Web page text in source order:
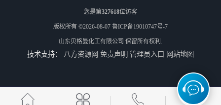
您是第327618位访客
版权所有 ©2026-08-07 鲁ICP备19010747号-7
山东贝格曼化工有限公司 保留所有权利.
技术支持： 八方资源网 免责声明 管理员入口 网站地图